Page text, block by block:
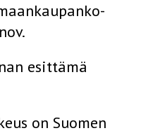
esittämä
on Suomen